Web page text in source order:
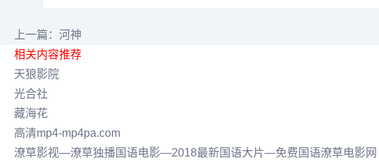
上一篇：河神
相关内容推荐
天狼影院
光合社
藏海花
高清mp4-mp4pa.com
潦草影视―潦草独播国语电影―2018最新国语大片―免费国语潦草电影网